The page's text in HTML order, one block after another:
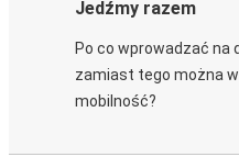
Jedźmy razem
Po co wprowadzać na
zamiast tego można
mobilność?